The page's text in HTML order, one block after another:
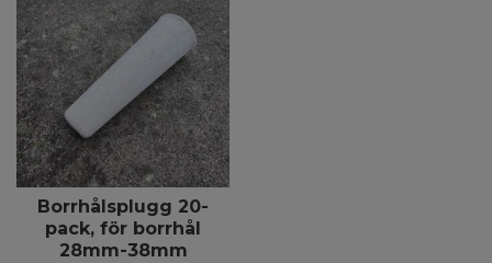
Borrhålsplugg 20-
pack, för borrhål
28mm-38mm